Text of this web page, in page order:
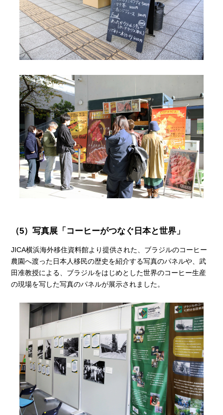
（5）写真展「コーヒーがつなぐ日本と世界」
JICA横浜海外移住資料館より提供された、ブラジルのコーヒー
農園へ渡った日本人移民の歴史を紹介する写真のパネルや、武
田准教授による、ブラジルをはじめとした世界のコーヒー生産
の現場を写した写真のパネルが展示されました。